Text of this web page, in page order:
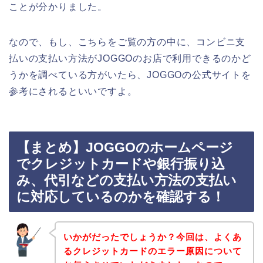
ことが分かりました。
なので、もし、こちらをご覧の方の中に、コンビニ支
払いの支払い方法がJOGGOのお店で利用できるのかど
うかを調べている方がいたら、JOGGOの公式サイトを
参考にされるといいですよ。
【まとめ】JOGGOのホームページ
でクレジットカードや銀行振り込
み、代引などの支払い方法の支払い
に対応しているのかを確認する！
いかがだったでしょうか？今回は、よくあ
るクレジットカードのエラー原因について